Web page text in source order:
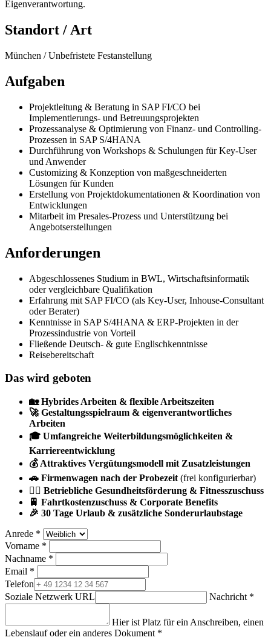
Eigenverantwortung.
Standort / Art
München / Unbefristete Festanstellung
Aufgaben
Projektleitung & Beratung in SAP FI/CO bei
Implementierungs- und Betreuungsprojekten
Prozessanalyse & Optimierung von Finanz- und Controlling-
Prozessen in SAP S/4HANA
Durchführung von Workshops & Schulungen für Key-User
und Anwender
Customizing & Konzeption von maßgeschneiderten
Lösungen für Kunden
Erstellung von Projektdokumentationen & Koordination von
Entwicklungen
Mitarbeit im Presales-Prozess und Unterstützung bei
Angebotserstellungen
Anforderungen
Abgeschlossenes Studium in BWL, Wirtschaftsinformatik
oder vergleichbare Qualifikation
Erfahrung mit SAP FI/CO (als Key-User, Inhouse-Consultant
oder Berater)
Kenntnisse in SAP S/4HANA & ERP-Projekten in der
Prozessindustrie von Vorteil
Fließende Deutsch- & gute Englischkenntnisse
Reisebereitschaft
Das wird geboten
🏡 Hybrides Arbeiten & flexible Arbeitszeiten
🚀 Gestaltungsspielraum & eigenverantwortliches
Arbeiten
🎓 Umfangreiche Weiterbildungsmöglichkeiten &
Karriereentwicklung
💰 Attraktives Vergütungsmodell mit Zusatzleistungen
🚗 Firmenwagen nach der Probezeit (frei konfigurierbar)
🏋️‍♂️ Betriebliche Gesundheitsförderung & Fitnesszuschuss
🚆 Fahrtkostenzuschuss & Corporate Benefits
🎉 30 Tage Urlaub & zusätzliche Sonderurlaubstage
Anrede *
Vorname *
Nachname *
Email *
Telefon
Soziale Netzwerk URL
Nachricht *
Hier ist Platz für ein Anschreiben, einen
Lebenslauf oder ein anderes Dokument *